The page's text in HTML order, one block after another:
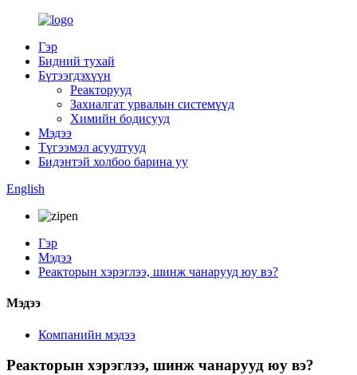
Гэр
Бидний тухай
Бүтээгдэхүүн
Реакторууд
Захиалгат урвалын системүүд
Химийн бодисууд
Мэдээ
Түгээмэл асуултууд
Бидэнтэй холбоо барина уу
English
Гэр
Мэдээ
Реакторын хэрэглээ, шинж чанарууд юу вэ?
Мэдээ
Компанийн мэдээ
Реакторын хэрэглээ, шинж чанарууд юу вэ?